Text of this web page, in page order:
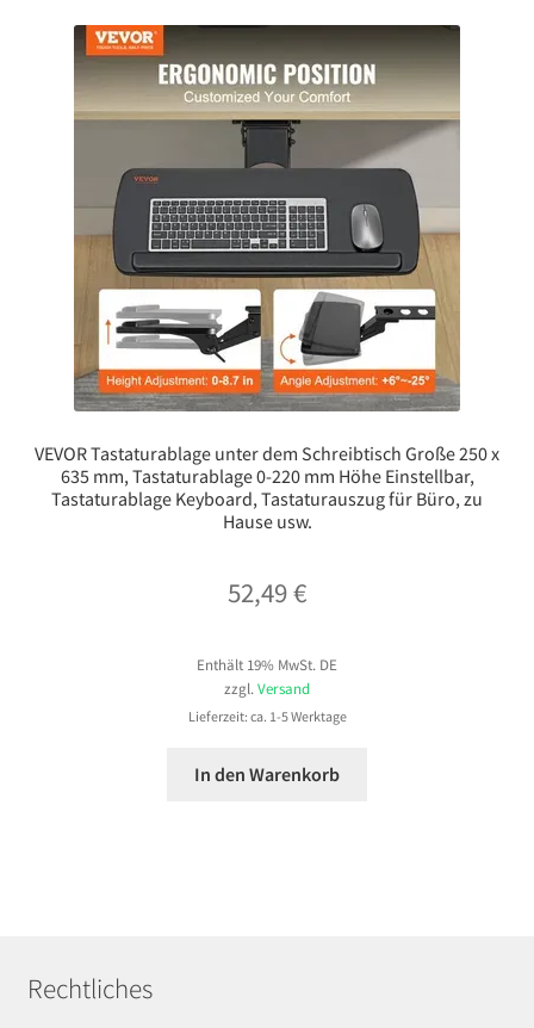
VEVOR Tastaturablage unter dem Schreibtisch Große 250 x
635 mm, Tastaturablage 0-220 mm Höhe Einstellbar,
Tastaturablage Keyboard, Tastaturauszug für Büro, zu
Hause usw.
52,49€
Enthält 19% MwSt. DE
zzgl. Versand
Lieferzeit: ca. 1-5 Werktage
In den Warenkorb
Rechtliches